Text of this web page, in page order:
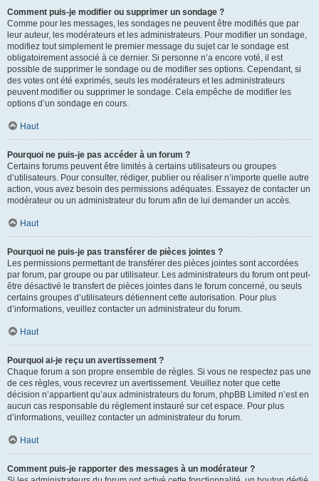
Comment puis-je modifier ou supprimer un sondage ?
Comme pour les messages, les sondages ne peuvent être modifiés que par
leur auteur, les modérateurs et les administrateurs. Pour modifier un sondage,
modifiez tout simplement le premier message du sujet car le sondage est
obligatoirement associé à ce dernier. Si personne n’a encore voté, il est
possible de supprimer le sondage ou de modifier ses options. Cependant, si
des votes ont été exprimés, seuls les modérateurs et les administrateurs
peuvent modifier ou supprimer le sondage. Cela empêche de modifier les
options d’un sondage en cours.
Haut
Pourquoi ne puis-je pas accéder à un forum ?
Certains forums peuvent être limités à certains utilisateurs ou groupes
d’utilisateurs. Pour consulter, rédiger, publier ou réaliser n’importe quelle autre
action, vous avez besoin des permissions adéquates. Essayez de contacter un
modérateur ou un administrateur du forum afin de lui demander un accès.
Haut
Pourquoi ne puis-je pas transférer de pièces jointes ?
Les permissions permettant de transférer des pièces jointes sont accordées
par forum, par groupe ou par utilisateur. Les administrateurs du forum ont peut-
être désactivé le transfert de pièces jointes dans le forum concerné, ou seuls
certains groupes d’utilisateurs détiennent cette autorisation. Pour plus
d’informations, veuillez contacter un administrateur du forum.
Haut
Pourquoi ai-je reçu un avertissement ?
Chaque forum a son propre ensemble de règles. Si vous ne respectez pas une
de ces règles, vous recevrez un avertissement. Veuillez noter que cette
décision n’appartient qu’aux administrateurs du forum, phpBB Limited n’est en
aucun cas responsable du règlement instauré sur cet espace. Pour plus
d’informations, veuillez contacter un administrateur du forum.
Haut
Comment puis-je rapporter des messages à un modérateur ?